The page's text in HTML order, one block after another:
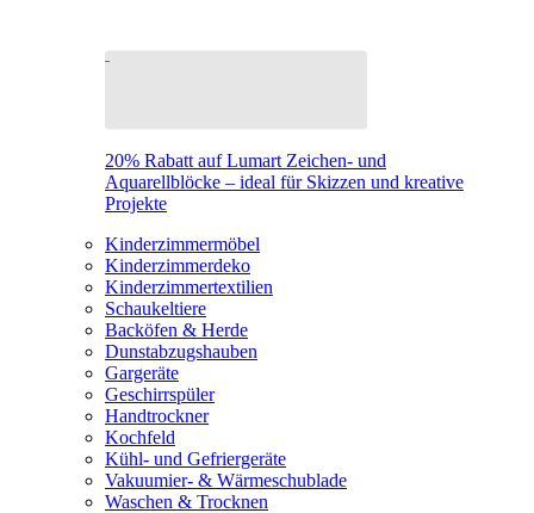
20% Rabatt auf Lumart Zeichen- und
Aquarellblöcke – ideal für Skizzen und kreative
Projekte
Kinderzimmermöbel
Kinderzimmerdeko
Kinderzimmertextilien
Schaukeltiere
Backöfen & Herde
Dunstabzugshauben
Gargeräte
Geschirrspüler
Handtrockner
Kochfeld
Kühl- und Gefriergeräte
Vakuumier- & Wärmeschublade
Waschen & Trocknen